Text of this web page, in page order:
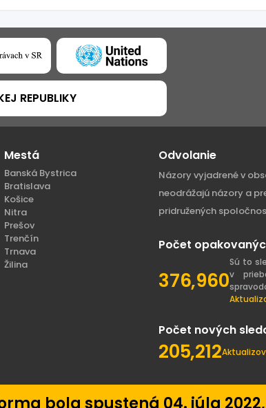
04. júla 2022, bohužiaľ,
REPUBLIKY
Mestá
Banská Bystrica
Bratislava
Košice
Nitra
Prešov
Trenčín
Trnava
Žilina
Odvolanie
Názory vyjadrené v
neodrážajú názory a
pridružených
Počet
376,960
Sú to
v
Počet nových
205,212